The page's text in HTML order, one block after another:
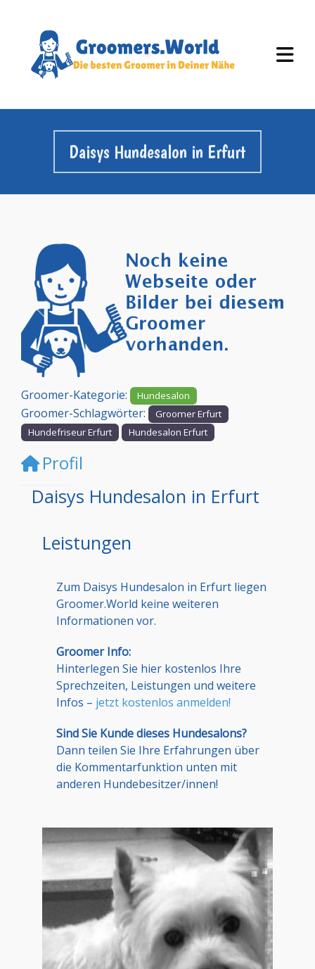
Daisys Hundesalon in Erfurt
Vorheriges
Groomer-Kategorie: Hundesalon
Groomer-Schlagwörter:
Groomer Erfurt
Hundefriseur Erfurt
Hundesalon Erfurt
Profil
Daisys Hundesalon in Erfurt
Leistungen
Zum Daisys Hundesalon in Erfurt liegen
Groomer.World keine weiteren
Informationen vor.
Groomer Info:
Hinterlegen Sie hier kostenlos Ihre
Sprechzeiten, Leistungen und weitere
Infos – jetzt kostenlos anmelden!
Sind Sie Kunde dieses Hundesalons?
Dann teilen Sie Ihre Erfahrungen über
die Kommentarfunktion unten mit
anderen Hundebesitzer/innen!